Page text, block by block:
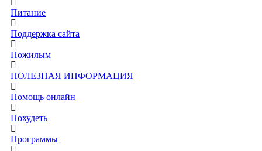
Питание
Поддержка сайта
Пожилым
ПОЛЕЗНАЯ ИНФОРМАЦИЯ
Помощь онлайн
Похудеть
Программы